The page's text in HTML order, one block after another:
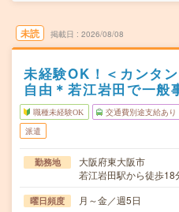
未読 掲載日 2026/08/08
未経験OK！＜カンタ
自由＊若江岩田で一般
職種未経験OK 交通費別途支給あり
派遣
勤務地
大阪府東大阪市
若江岩田駅から徒歩
曜日頻度 月～金／週5日